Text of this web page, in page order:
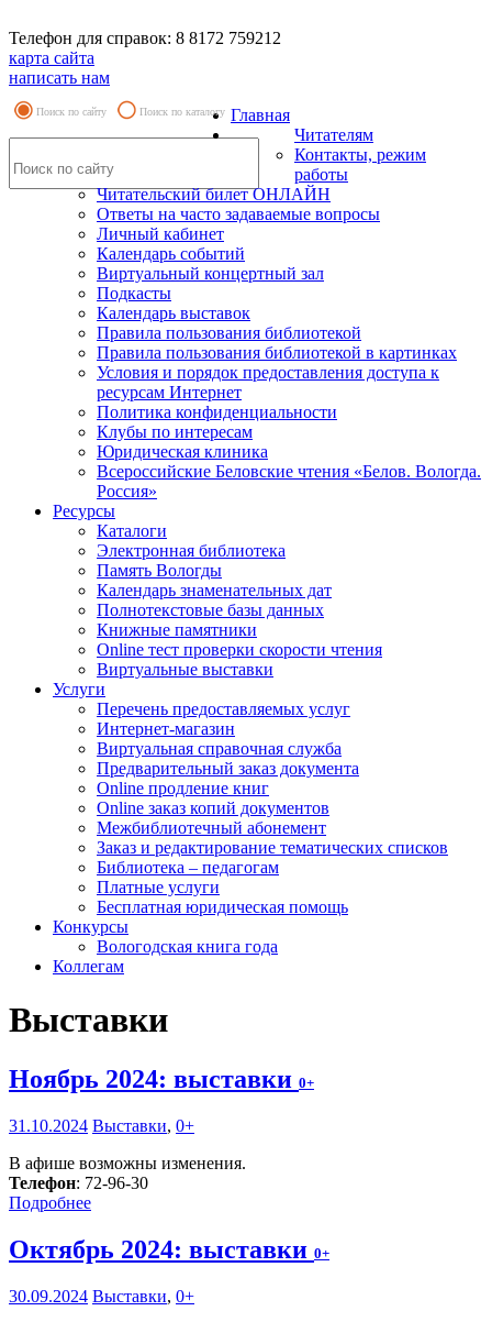
Телефон для справок: 8 8172 759212
карта сайта
написать нам
Поиск по сайту Поиск по каталогу Главная
Читателям
Контакты, режим
работы
Читательский билет ОНЛАЙН
Ответы на часто задаваемые вопросы
Личный кабинет
Календарь событий
Виртуальный концертный зал
Подкасты
Календарь выставок
Правила пользования библиотекой
Правила пользования библиотекой в картинках
Условия и порядок предоставления доступа к
ресурсам Интернет
Политика конфиденциальности
Клубы по интересам
Юридическая клиника
Всероссийские Беловские чтения «Белов. Вологда.
Россия»
Ресурсы
Каталоги
Электронная библиотека
Память Вологды
Календарь знаменательных дат
Полнотекстовые базы данных
Книжные памятники
Online тест проверки скорости чтения
Виртуальные выставки
Услуги
Перечень предоставляемых услуг
Интернет-магазин
Виртуальная справочная служба
Предварительный заказ документа
Online продление книг
Online заказ копий документов
Межбиблиотечный абонемент
Заказ и редактирование тематических списков
Библиотека – педагогам
Платные услуги
Бесплатная юридическая помощь
Конкурсы
Вологодская книга года
Коллегам
Выставки
Ноябрь 2024: выставки 0+
31.10.2024 Выставки, 0+
В афише возможны изменения.
Телефон: 72-96-30
Подробнее
Октябрь 2024: выставки 0+
30.09.2024 Выставки, 0+